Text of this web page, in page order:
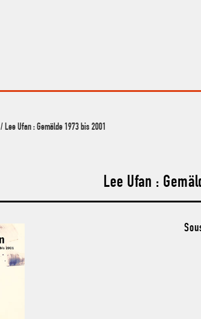
/ Lee Ufan : Gemälde 1973 bis 2001
Lee Ufan :